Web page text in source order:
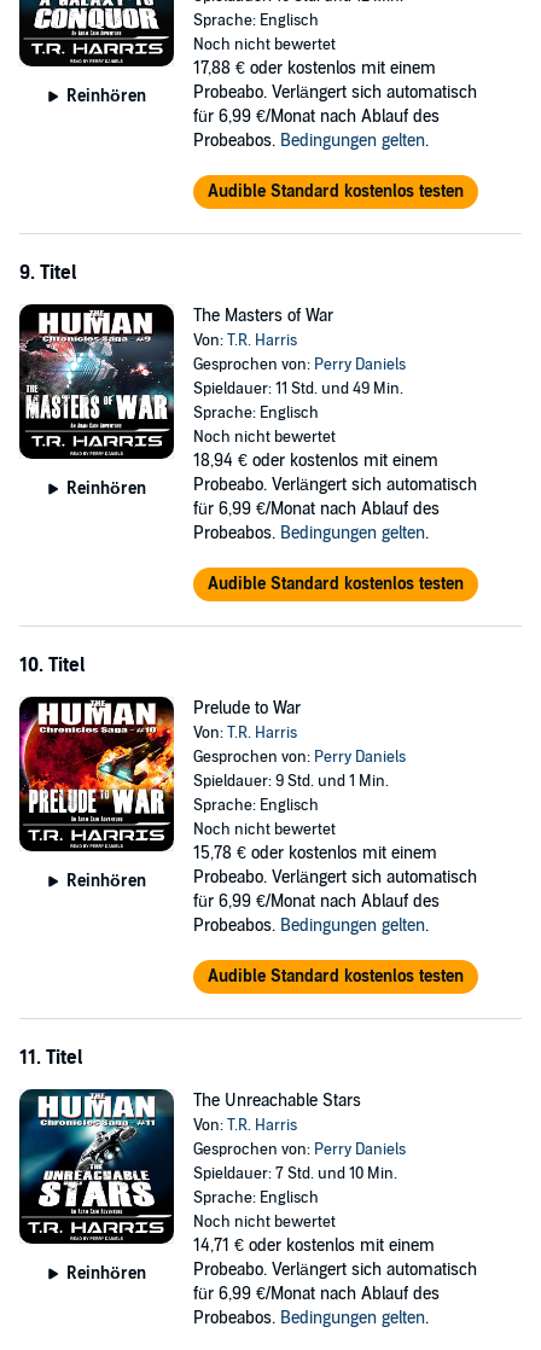
Reinhören
Sprache: Englisch
Noch nicht bewertet
17,88 € oder kostenlos mit einem
Probeabo. Verlängert sich automatisch
für 6,99 €/Monat nach Ablauf des
Probeabos. Bedingungen gelten.
Audible Standard kostenlos testen
9. Titel
Reinhören
The Masters of War
Von:T.R. Harris
Gesprochen von: Perry Daniels
Spieldauer: 11 Std. und 49 Min.
Sprache: Englisch
Noch nicht bewertet
18,94 € oder kostenlos mit einem
Probeabo. Verlängert sich automatisch
für 6,99 €/Monat nach Ablauf des
Probeabos. Bedingungen gelten.
Audible Standard kostenlos testen
10. Titel
Reinhören
Prelude to War
Von:T.R. Harris
Gesprochen von: Perry Daniels
Spieldauer: 9 Std. und 1 Min.
Sprache: Englisch
Noch nicht bewertet
15,78 € oder kostenlos mit einem
Probeabo. Verlängert sich automatisch
für 6,99 €/Monat nach Ablauf des
Probeabos. Bedingungen gelten.
Audible Standard kostenlos testen
11. Titel
Reinhören
The Unreachable Stars
Von:T.R. Harris
Gesprochen von: Perry Daniels
Spieldauer: 7 Std. und 10 Min.
Sprache: Englisch
Noch nicht bewertet
14,71 € oder kostenlos mit einem
Probeabo. Verlängert sich automatisch
für 6,99 €/Monat nach Ablauf des
Probeabos. Bedingungen gelten.